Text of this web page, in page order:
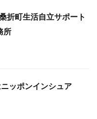
町生活自立サポート
所
ッポンインシュア